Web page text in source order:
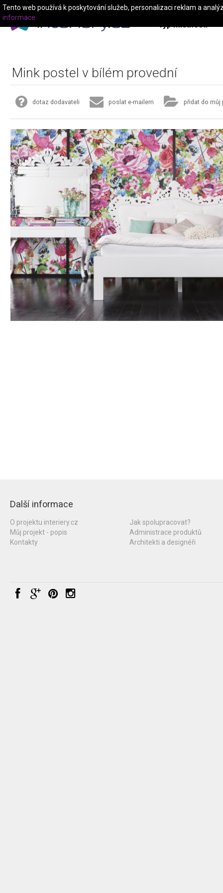
Typ místnosti
Mink postel v bílém provední
dotaz dodavateli poslat e-mailem přidat do můj
Další informace
O projektu interiery.cz
Můj projekt - popis
Kontakty
Jak spolupracovat?
Administrace produktů
Architekti a designéři
Tento web používá k poskytování služeb, personalizaci reklam a
informace